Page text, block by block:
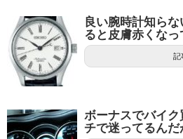
良い腕時計知ら
ると皮膚赤くなっ
記
ボーナスでバイ
チで迷ってるんだ